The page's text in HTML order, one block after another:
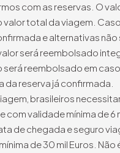
com as reservas. O
total da viagem.
e alternativas não
será reembolsado
será reembolsado em
da reserva já confirmada.
brasileiros
com validade mínima de 6
de chegada e seguro
de 30 mil Euros. Não